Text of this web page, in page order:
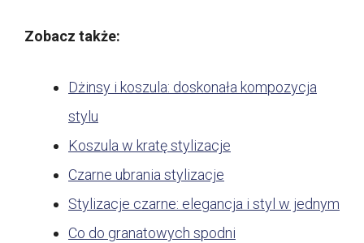
Zobacz także:
Dżinsy i koszula: doskonała kompozycja
stylu
Koszula w kratę stylizacje
Czarne ubrania stylizacje
Stylizacje czarne: elegancja i styl w jednym
Co do granatowych spodni